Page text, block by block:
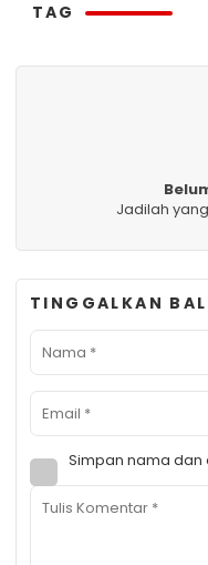
TAG
Jadilah
TINGGALKAN
Simpan nama dan